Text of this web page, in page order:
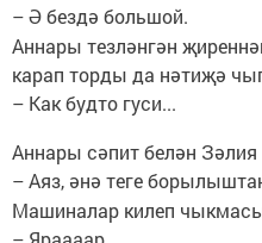
– Ә бездә большой.
Аннары тезләнгән
карап торды да нәтиҗә
– Как будто гуси...
Аннары сәпит белән Зәлия
– Аяз, әнә теге
Машиналар килеп